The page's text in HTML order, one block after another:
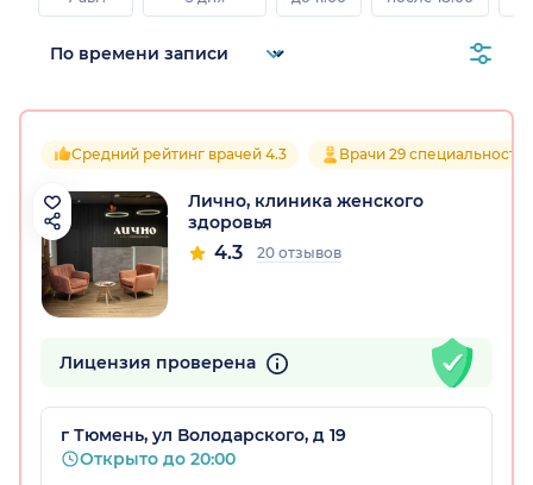
Средний рейтинг врачей 4.3 Врачи 29
Лично, клиника женского
здоровья
4.3 20 отзывов
Лицензия проверена
г Тюмень, ул Володарского, д 19
Открыто до 20:00